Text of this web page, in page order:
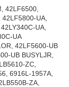
42LF6500,
UA,
UA,
UA
42LF5600-UB
UB BUSYLJR,
ZC,
6916L-1957A,
ZA,